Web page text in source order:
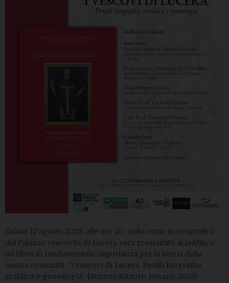
Sabato 12 agosto 2023, alle ore 20, nella corte scenografica
del Palazzo vescovile di Lucera sarà presentato al pubblico
un libro di fondamentale importanza per la storia della
nostra comunità: “I vescovi di Lucera. Profili biografici,
araldica e genealogia” (Schena Editore, Fasano 2023).